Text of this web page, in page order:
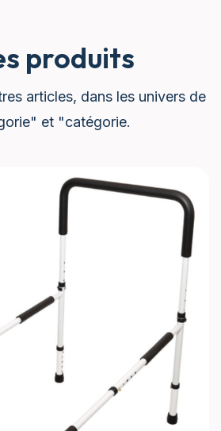
produits
articles, dans les univers de
et "catégorie.